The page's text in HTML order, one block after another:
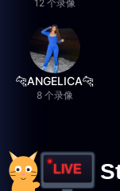
12 个录像
🐆ANGELICA🐆
8 个录像